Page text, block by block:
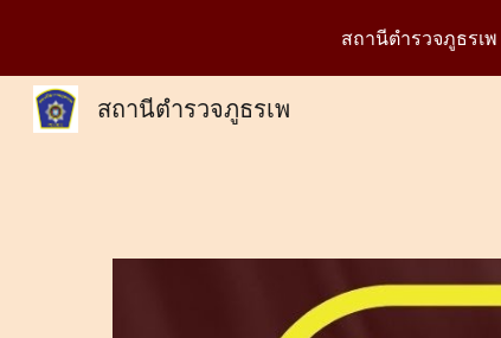
สถานีตำรวจภูธรเ
สถานีตำรวจภูธรเพ